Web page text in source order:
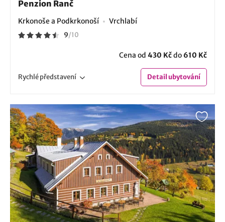
Penzion Ranč
Krkonoše a Podkrkonoší Vrchlabí
9/10
Cena od 430 Kčdo 610 Kč
Rychlépředstavení Detailubytování